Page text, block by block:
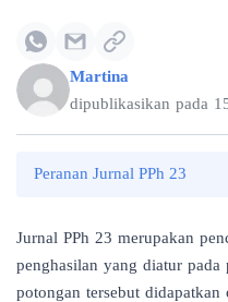
Martina
dipublikasikan pada
Peranan Jurnal PPh 23
Jurnal PPh 23 merupakan
penghasilan yang diatur pada
potongan tersebut